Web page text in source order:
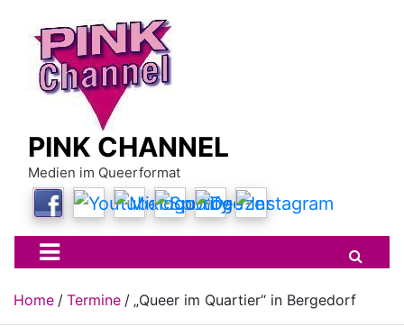
content
PINK CHANNEL
Medien im Queerformat
Home Termine „Queer im Quartier“ in Bergedorf